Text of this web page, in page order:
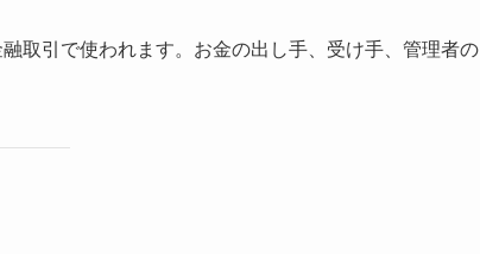
取引で使われます。お金の出し手、受け手、管理者の